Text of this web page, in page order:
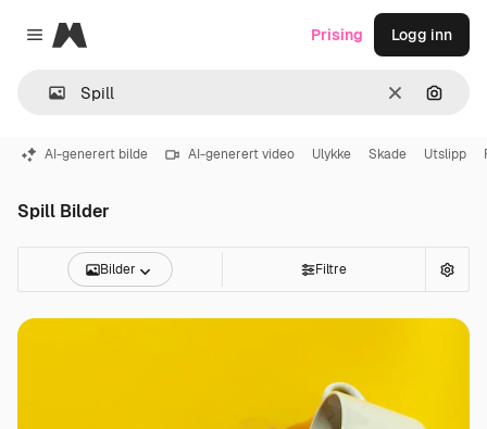
Close menu
Magnific
Slett Søk
Prising Logg inn
AI-generert bilde AI-generert video Ulykke Skade Utslipp
Spill Bilder
Bilder Filtre